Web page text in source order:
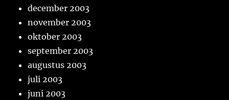
december 2003
november 2003
oktober 2003
september 2003
augustus 2003
juli 2003
juni 2003